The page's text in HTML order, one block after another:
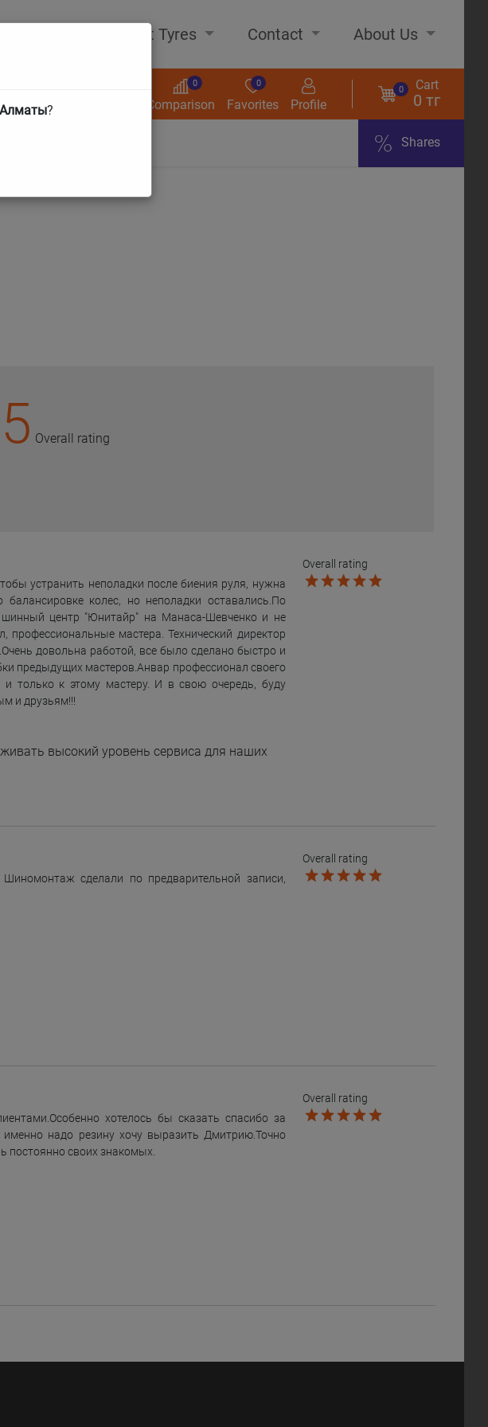
About Tyres Contact About Us
Алматы? Comparison
0
Favorites
0
Profile
0 Cart
0 тг
Shares
5 Overall rating
устранить неполадки после биения руля, нужна
колес, но неполадки оставались.По
центр "Юнитайр" на Манаса-Шевченко и не
мастера. Технический директор
довольна работой, все было сделано быстро и
предыдущих мастеров.Анвар профессионал своего
и только к этому мастеру. И в свою очередь, буду
и друзьям!!!
высокий уровень сервиса для наших
Overall rating
сделали по предварительной записи,
Overall rating
хотелось бы сказать спасибо за
надо резину хочу выразить Дмитрию.Точно
постоянно своих знакомых.
Overall rating